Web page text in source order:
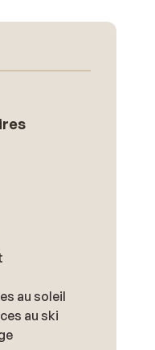
au soleil
au ski